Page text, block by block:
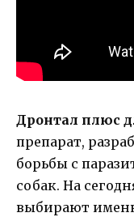
Дронтал плюс
препарат,
борьбы с
собак. На
выбирают